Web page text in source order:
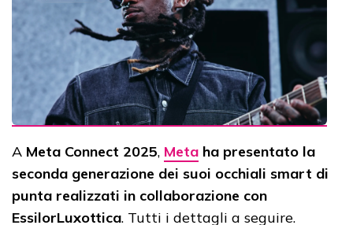
A Meta Connect 2025, Meta ha presentato la
seconda generazione dei suoi occhiali smart di
punta realizzati in collaborazione con
EssilorLuxottica. Tutti i dettagli a seguire.